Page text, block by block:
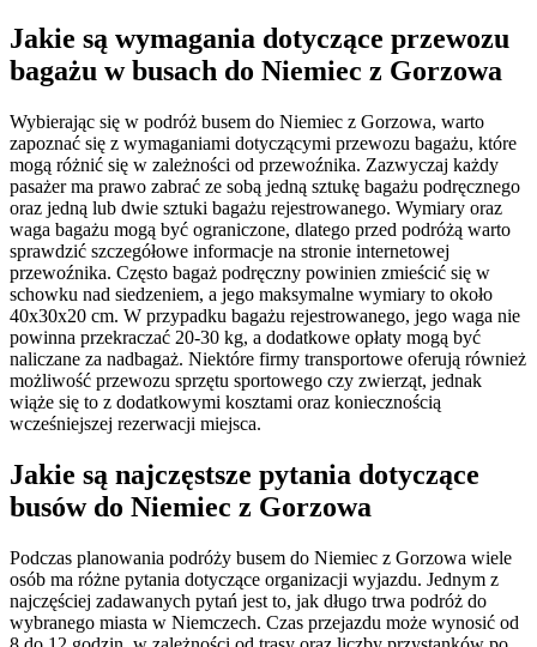
Jakie są wymagania dotyczące przewozu
bagażu w busach do Niemiec z Gorzowa
Wybierając się w podróż busem do Niemiec z Gorzowa, warto
zapoznać się z wymaganiami dotyczącymi przewozu bagażu, które
mogą różnić się w zależności od przewoźnika. Zazwyczaj każdy
pasażer ma prawo zabrać ze sobą jedną sztukę bagażu podręcznego
oraz jedną lub dwie sztuki bagażu rejestrowanego. Wymiary oraz
waga bagażu mogą być ograniczone, dlatego przed podróżą warto
sprawdzić szczegółowe informacje na stronie internetowej
przewoźnika. Często bagaż podręczny powinien zmieścić się w
schowku nad siedzeniem, a jego maksymalne wymiary to około
40x30x20 cm. W przypadku bagażu rejestrowanego, jego waga nie
powinna przekraczać 20-30 kg, a dodatkowe opłaty mogą być
naliczane za nadbagaż. Niektóre firmy transportowe oferują również
możliwość przewozu sprzętu sportowego czy zwierząt, jednak
wiąże się to z dodatkowymi kosztami oraz koniecznością
wcześniejszej rezerwacji miejsca.
Jakie są najczęstsze pytania dotyczące
busów do Niemiec z Gorzowa
Podczas planowania podróży busem do Niemiec z Gorzowa wiele
osób ma różne pytania dotyczące organizacji wyjazdu. Jednym z
najczęściej zadawanych pytań jest to, jak długo trwa podróż do
wybranego miasta w Niemczech. Czas przejazdu może wynosić od